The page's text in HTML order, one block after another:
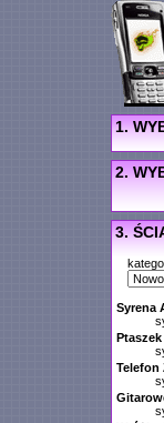
1.
2.
3.
Syrena
Telefon